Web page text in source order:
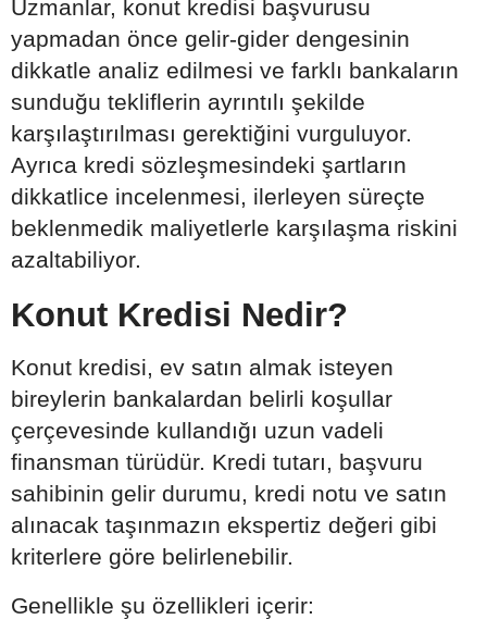
Uzmanlar, konut kredisi başvurusu
yapmadan önce gelir-gider dengesinin
dikkatle analiz edilmesi ve farklı bankaların
sunduğu tekliflerin ayrıntılı şekilde
karşılaştırılması gerektiğini vurguluyor.
Ayrıca kredi sözleşmesindeki şartların
dikkatlice incelenmesi, ilerleyen süreçte
beklenmedik maliyetlerle karşılaşma riskini
azaltabiliyor.
Konut Kredisi Nedir?
Konut kredisi, ev satın almak isteyen
bireylerin bankalardan belirli koşullar
çerçevesinde kullandığı uzun vadeli
finansman türüdür. Kredi tutarı, başvuru
sahibinin gelir durumu, kredi notu ve satın
alınacak taşınmazın ekspertiz değeri gibi
kriterlere göre belirlenebilir.
Genellikle şu özellikleri içerir: